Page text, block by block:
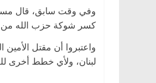
وفي وقت سابق، قال
كسر شوكة حزب الله من
واعتبروا أن مقتل
لبنان، ولأي خطط أخرى
في
للحرية (بروفايل)
26 يناير، 2026
ناس وناس
فاروق.. خبير اقتصادي
ميلاده وحيداً على أبواب